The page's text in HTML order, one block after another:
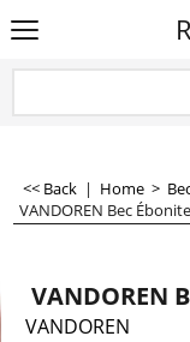
<< Back | Home >
VANDOREN Bec
VANDOREN
VANDOREN